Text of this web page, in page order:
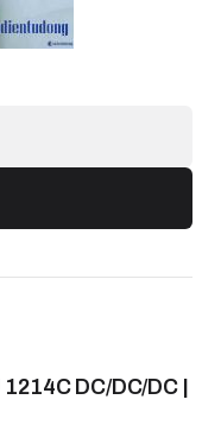
DC/DC/DC |